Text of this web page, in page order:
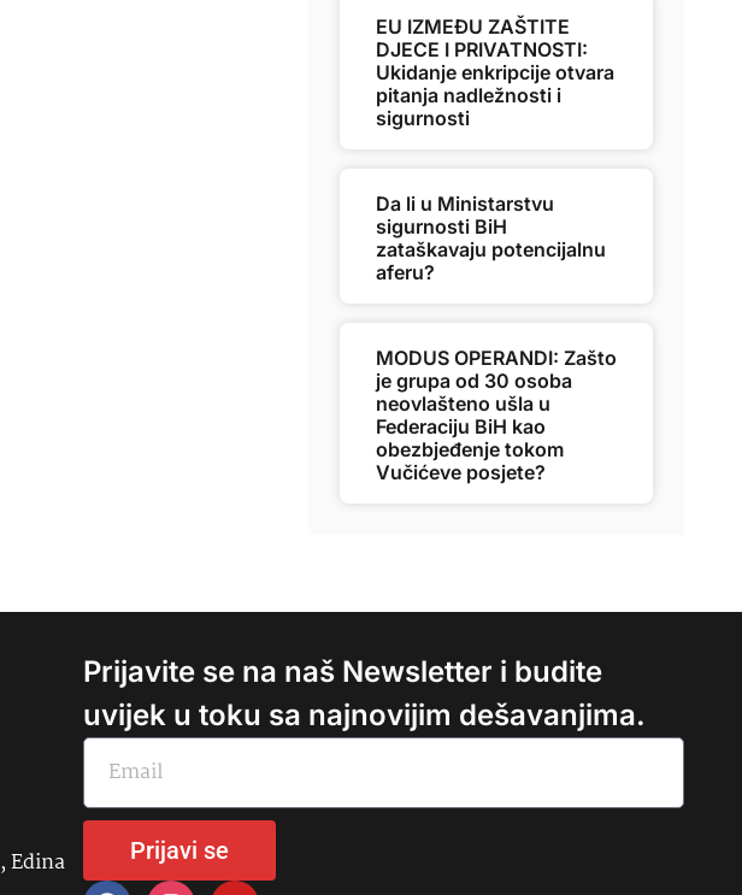
EU IZMEĐU ZAŠTITE
DJECE I PRIVATNOSTI:
Ukidanje enkripcije otvara
pitanja nadležnosti i
sigurnosti
Da li u Ministarstvu
sigurnosti BiH
zataškavaju potencijalnu
aferu?
MODUS OPERANDI: Zašto
je grupa od 30 osoba
neovlašteno ušla u
Federaciju BiH kao
obezbjeđenje tokom
Vučićeve posjete?
Edina
Prijavite se na naš Newsletter i budite
uvijek u toku sa najnovijim dešavanjima.
Prijavi se